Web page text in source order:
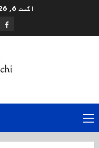
اگست 6, 2026
Primary
Menu